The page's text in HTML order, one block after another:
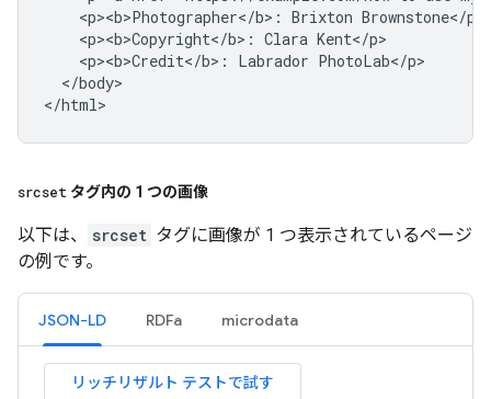
    <p><b>Photographer</b>: Brixton Brownstone</p>
    <p><b>Copyright</b>: Clara Kent</p>
    <p><b>Credit</b>: Labrador PhotoLab</p>
  </body>
</html>
srcset タグ内の 1 つの画像
以下は、 srcset タグに画像が 1 つ表示されているページ
の例です。
JSON-LD RDFa microdata